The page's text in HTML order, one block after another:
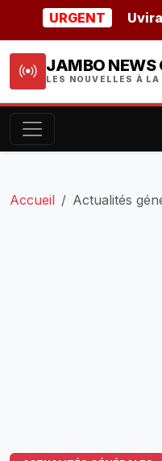
URGENT Uvira : la
JAMBO NEWS
LES NOUVELLES À LA
Accueil Actualités